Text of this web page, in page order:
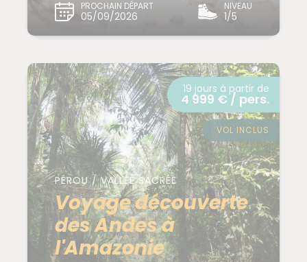
PROCHAIN DÉPART
05/09/2026
NIVEAU
1/5
PÉROU / VALLÉE SACRÉE
Voyage découverte
des Andes à
l'Amazonie
19 jours à partir de
4 999 € / pers.
VOL INCLUS